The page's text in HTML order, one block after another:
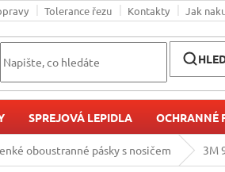
Tolerance řezu Kontakty Jak
SPREJOVÁ LEPIDLA OCHRANNÉ
oboustranné pásky s nosičem 3M